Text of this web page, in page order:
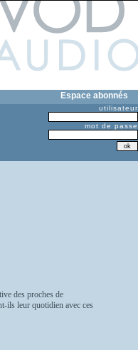
Espace abonnés
utilisateur
mot de passe
des proches de
ils leur quotidien avec ces